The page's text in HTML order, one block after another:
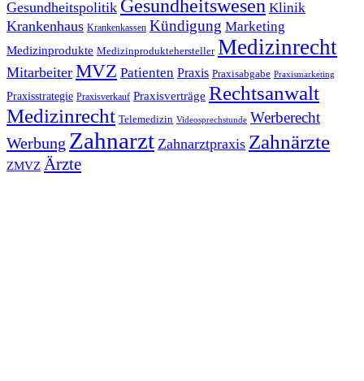
Gesundheitspolitik Gesundheitswesen Klinik
Krankenhaus Krankenkassen Kündigung Marketing
Medizinprodukte Medizinproduktehersteller Medizinrecht
Mitarbeiter MVZ Patienten Praxis Praxisabgabe Praxismarketing
Praxisstrategie Praxisverkauf Praxisverträge Rechtsanwalt
Medizinrecht Telemedizin Videosprechstunde Werberecht
Werbung Zahnarzt Zahnarztpraxis Zahnärzte
ZMVZ Ärzte